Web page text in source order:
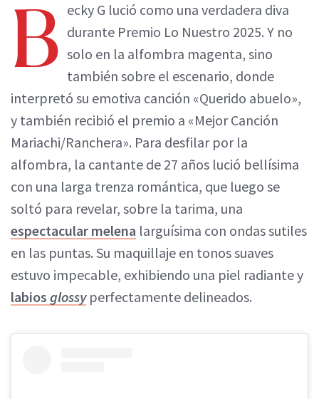
B ecky G lució como una verdadera diva
durante Premio Lo Nuestro 2025. Y no
solo en la alfombra magenta, sino
también sobre el escenario, donde
interpretó su emotiva canción «Querido abuelo»,
y también recibió el premio a «Mejor Canción
Mariachi/Ranchera». Para desfilar por la
alfombra, la cantante de 27 años lució bellísima
con una larga trenza romántica, que luego se
soltó para revelar, sobre la tarima, una
espectacular melena larguísima con ondas sutiles
en las puntas. Su maquillaje en tonos suaves
estuvo impecable, exhibiendo una piel radiante y
labios glossyperfectamente delineados.